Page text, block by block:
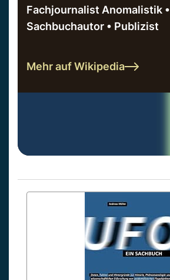
Fachjournalist Anomalistik •
Sachbuchautor • Publizist
Mehr auf Wikipedia